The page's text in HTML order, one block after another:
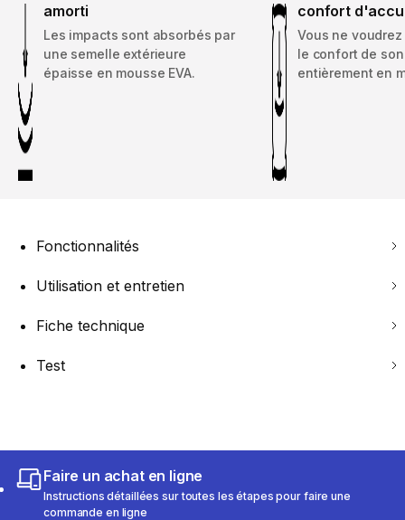
amorti
Les impacts sont absorbés par
une semelle extérieure
épaisse en mousse EVA.
confort
Vous ne
le confort de
entièrement en
Fonctionnalités
Utilisation et entretien
Fiche technique
Test
Faire un achat en ligne
Instructions détaillées sur toutes les étapes pour faire une
commande en ligne